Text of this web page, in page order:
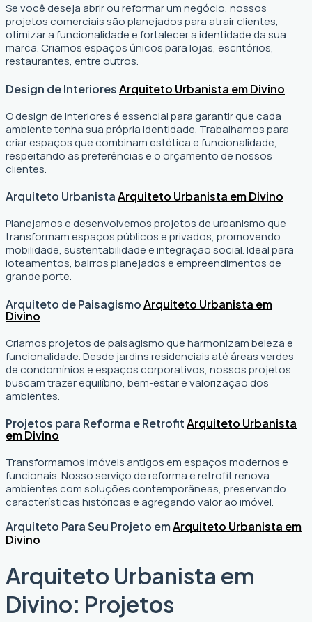
Se você deseja abrir ou reformar um negócio, nossos
projetos comerciais são planejados para atrair clientes,
otimizar a funcionalidade e fortalecer a identidade da sua
marca. Criamos espaços únicos para lojas, escritórios,
restaurantes, entre outros.
Design de InterioresArquiteto Urbanista em Divino
O design de interiores é essencial para garantir que cada
ambiente tenha sua própria identidade. Trabalhamos para
criar espaços que combinam estética e funcionalidade,
respeitando as preferências e o orçamento de nossos
clientes.
Arquiteto UrbanistaArquiteto Urbanista em Divino
Planejamos e desenvolvemos projetos de urbanismo que
transformam espaços públicos e privados, promovendo
mobilidade, sustentabilidade e integração social. Ideal para
loteamentos, bairros planejados e empreendimentos de
grande porte.
Arquiteto de PaisagismoArquiteto Urbanista em
Divino
Criamos projetos de paisagismo que harmonizam beleza e
funcionalidade. Desde jardins residenciais até áreas verdes
de condomínios e espaços corporativos, nossos projetos
buscam trazer equilíbrio, bem-estar e valorização dos
ambientes.
Projetos para Reforma e RetrofitArquiteto Urbanista
em Divino
Transformamos imóveis antigos em espaços modernos e
funcionais. Nosso serviço de reforma e retrofit renova
ambientes com soluções contemporâneas, preservando
características históricas e agregando valor ao imóvel.
Arquiteto Para Seu Projeto emArquiteto Urbanista em
Divino
Arquiteto Urbanista em
Divino: Projetos